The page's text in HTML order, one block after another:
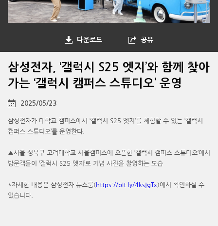
다운로드 공유
삼성전자, ‘갤럭시 S25 엣지’와 함께 찾아
가는 ‘갤럭시 캠퍼스 스튜디오’ 운영
2025/05/23
삼성전자가 대학교 캠퍼스에서 ‘갤럭시 S25 엣지’를 체험할 수 있는 ‘갤럭시
캠퍼스 스튜디오’를 운영한다.
▲서울 성북구 고려대학교 서울캠퍼스에 오픈한 ‘갤럭시 캠퍼스 스튜디오’에서
방문객들이 ‘갤럭시 S25 엣지’로 기념 사진을 촬영하는 모습
*자세한 내용은 삼성전자 뉴스룸(https://bit.ly/4ksjgTx)에서 확인하실 수
있습니다.